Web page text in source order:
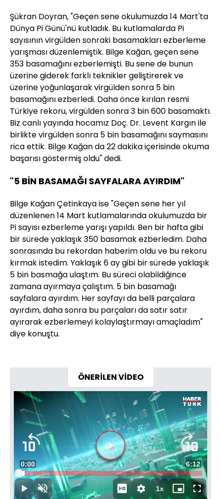
Şükran Doyran, "Geçen sene okulumuzda 14 Mart'ta
Dünya Pi Günü'nü kutladık. Bu kutlamalarda Pi
sayısının virgülden sonraki basamakları ezberleme
yarışması düzenlemiştik. Bilge Kağan, geçen sene
353 basamağını ezberlemişti. Bu sene de bunun
üzerine giderek farklı teknikler geliştirerek ve
üzerine yoğunlaşarak virgülden sonra 5 bin
basamağını ezberledi. Daha önce kırılan resmi
Türkiye rekoru, virgülden sonra 3 bin 600 basamaktı.
Biz canlı yayında hocamız Doç. Dr. Levent Kargın ile
birlikte virgülden sonra 5 bin basamağını saymasını
rica ettik. Bilge Kağan da 22 dakika içerisinde okuma
başarısı göstermiş oldu" dedi.
"5 BİN BASAMAĞI SAYFALARA AYIRDIM"
Bilge Kağan Çetinkaya ise "Geçen sene her yıl
düzenlenen 14 Mart kutlamalarında okulumuzda bir
Pi sayısı ezberleme yarışı yapıldı. Ben bir hafta gibi
bir sürede yaklaşık 350 basamak ezberledim. Daha
sonrasında bu rekordan haberim oldu ve bu rekoru
kırmak istedim. Yaklaşık 6 ay gibi bir sürede yaklaşık
5 bin basmağa ulaştım. Bu süreci olabildiğince
zamana ayırmaya çalıştım. 5 bin basamağı
sayfalara ayırdım. Her sayfayı da belli parçalara
ayırdım, daha sonra bu parçaları da satır satır
ayırarak ezberlemeyi kolaylaştırmayı amaçladım"
diye konuştu.
ÖNERİLEN VİDEO
Videoyu
Oynat
OynatSesi
Süre
0:00 Toplam
Süre
6:12
Yüklendi:
3.29%
1xOynatma
Mini
Tam